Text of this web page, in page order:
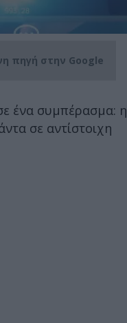
πηγή στην Google
ένα συμπέρασμα: η
σε αντίστοιχη